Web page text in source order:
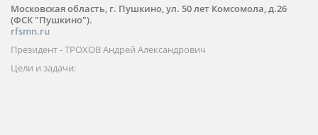
Московская область, г. Пушкино, ул. 50 лет Комсомола, д.26
(ФСК "Пушкино").
rfsmn.ru
Президент - ТРОХОВ Андрей Александрович
Цели и задачи: